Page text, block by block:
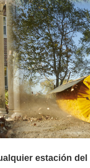
estación del